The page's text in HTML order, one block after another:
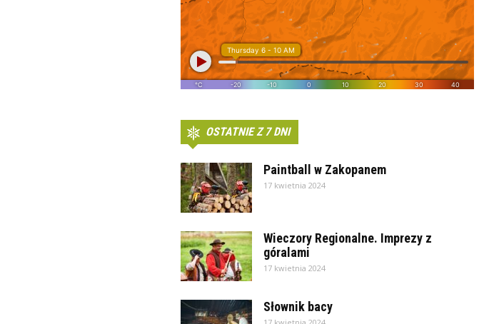
OSTATNIE Z 7 DNI
Paintball w Zakopanem
17 kwietnia 2024
Wieczory Regionalne. Imprezy z
góralami
17 kwietnia 2024
Słownik bacy